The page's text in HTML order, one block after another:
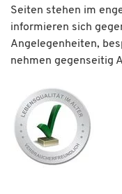
Seiten stehen im
informieren sich
Angelegenheiten,
nehmen gegenseitig